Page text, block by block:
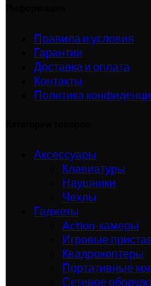
Правила и условия
Гарантии
Доставка и оплата
Контакты
Политика
Аксессуары
Клавиатуры
Наушники
Чехлы
Гаджеты
Action-камеры
Игровые
Квадрокоптеры
Портативные
Сетевое